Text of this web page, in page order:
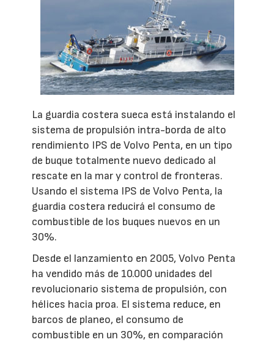
La guardia costera sueca está instalando el
sistema de propulsión intra-borda de alto
rendimiento IPS de Volvo Penta, en un tipo
de buque totalmente nuevo dedicado al
rescate en la mar y control de fronteras.
Usando el sistema IPS de Volvo Penta, la
guardia costera reducirá el consumo de
combustible de los buques nuevos en un
30%.
Desde el lanzamiento en 2005, Volvo Penta
ha vendido más de 10.000 unidades del
revolucionario sistema de propulsión, con
hélices hacia proa. El sistema reduce, en
barcos de planeo, el consumo de
combustible en un 30%, en comparación